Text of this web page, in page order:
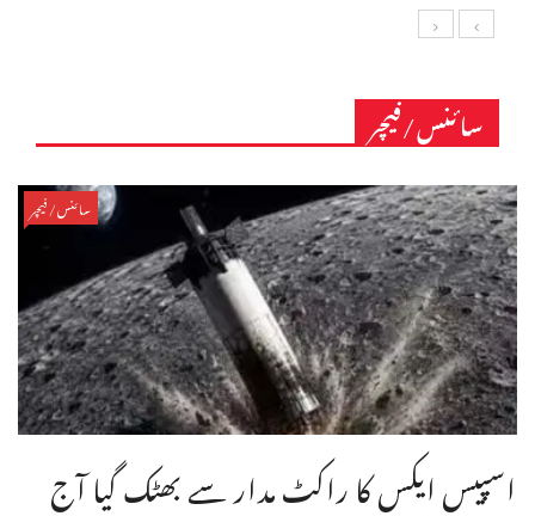
سائنس/فیچر
سائنس/فیچر
اسپیس ایکس کا راکٹ مدار سے بھٹک گیا آج